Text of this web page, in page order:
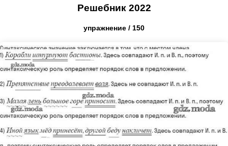
Решебник 2022
упражнение / 150